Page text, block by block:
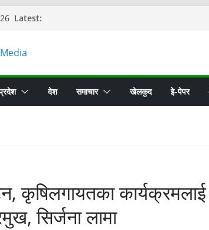
Latest:
देश समाचार खेलकुद इे-पेपर
कृषिलगायतका
सिर्जना लामा